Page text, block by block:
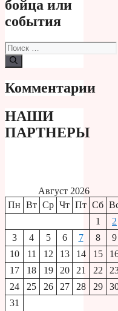
бойца или
события
Поиск:
Комментарии
НАШИ
ПАРТНЕРЫ
Август 2026
Пн Вт Ср Чт Пт Сб
1
2
3
4 5 6 7 8
9
10
11 12 13 14 15
17
18 19 20 21 22
24
25 26 27 28 29
31